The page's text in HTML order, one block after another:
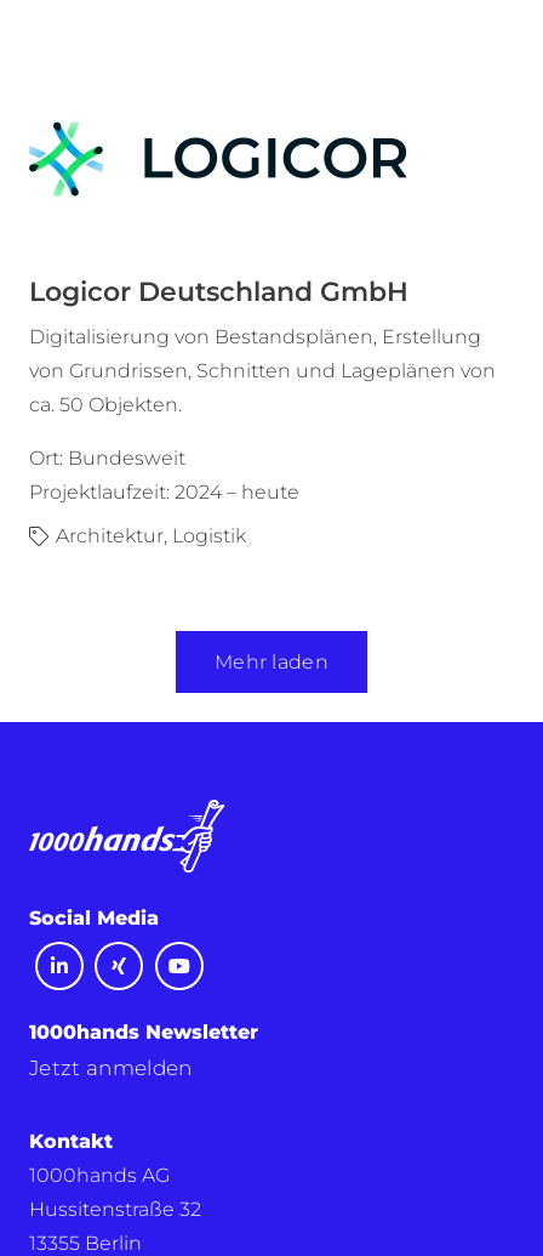
Logicor Deutschland GmbH
Digitalisierung von Bestandsplänen, Erstellung
von Grundrissen, Schnitten und Lageplänen von
ca. 50 Objekten.
Ort: Bundesweit
Projektlaufzeit: 2024 – heute
Architektur, Logistik
Mehr laden
Social Media
1000hands Newsletter
Jetzt anmelden
Kontakt
1000hands AG
Hussitenstraße 32
13355 Berlin